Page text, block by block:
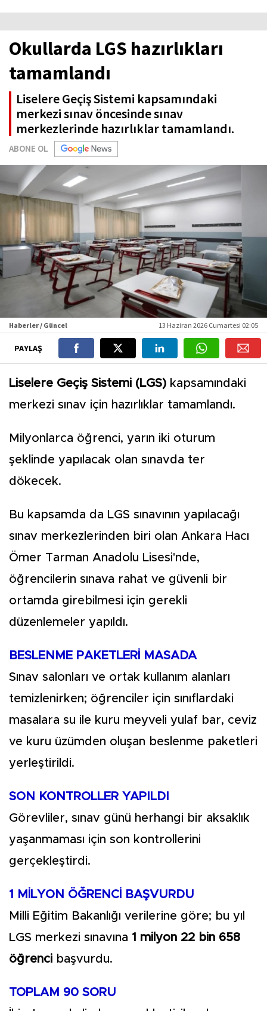
Okullarda LGS hazırlıkları
tamamlandı
Liselere Geçiş Sistemi kapsamındaki
merkezi sınav öncesinde sınav
merkezlerinde hazırlıklar tamamlandı.
ABONE OL
Haberler / Güncel 13 Haziran 2026 Cumartesi 02:05
PAYLAŞ
Liselere Geçiş Sistemi (LGS) kapsamındaki
merkezi sınav için hazırlıklar tamamlandı.
Milyonlarca öğrenci, yarın iki oturum
şeklinde yapılacak olan sınavda ter
dökecek.
Bu kapsamda da LGS sınavının yapılacağı
sınav merkezlerinden biri olan Ankara Hacı
Ömer Tarman Anadolu Lisesi'nde,
öğrencilerin sınava rahat ve güvenli bir
ortamda girebilmesi için gerekli
düzenlemeler yapıldı.
BESLENME PAKETLERİ MASADA
Sınav salonları ve ortak kullanım alanları
temizlenirken; öğrenciler için sınıflardaki
masalara su ile kuru meyveli yulaf bar, ceviz
ve kuru üzümden oluşan beslenme paketleri
yerleştirildi.
SON KONTROLLER YAPILDI
Görevliler, sınav günü herhangi bir aksaklık
yaşanmaması için son kontrollerini
gerçekleştirdi.
1 MİLYON ÖĞRENCİ BAŞVURDU
Milli Eğitim Bakanlığı verilerine göre; bu yıl
LGS merkezi sınavına 1 milyon 22 bin 658
öğrenci başvurdu.
TOPLAM 90 SORU